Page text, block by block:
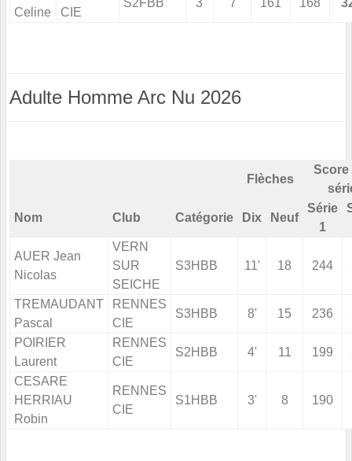
Celine
CIE
S2FBB 3' 7 161 168
Adulte Homme Arc Nu 2026
Flèches
Score
Nom Club Catégorie Dix Neuf
Série
1
AUER Jean
Nicolas
VERN
SUR
SEICHE
S3HBB 11' 18 244
TREMAUDANT
Pascal
RENNES
CIE
S3HBB 8' 15 236
POIRIER
Laurent
RENNES
CIE
S2HBB 4' 11 199
CESARE
HERRIAU
Robin
RENNES
CIE
S1HBB 3' 8 190